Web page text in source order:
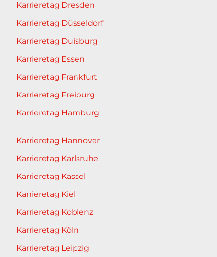
Karrieretag Dresden
Karrieretag Düsseldorf
Karrieretag Duisburg
Karrieretag Essen
Karrieretag Frankfurt
Karrieretag Freiburg
Karrieretag Hamburg
Karrieretag Hannover
Karrieretag Karlsruhe
Karrieretag Kassel
Karrieretag Kiel
Karrieretag Koblenz
Karrieretag Köln
Karrieretag Leipzig